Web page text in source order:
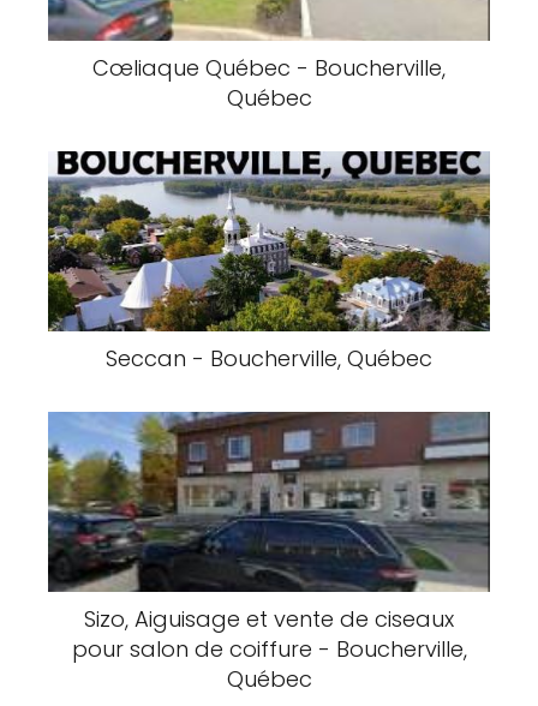
Cœliaque Québec - Boucherville,
Québec
Seccan - Boucherville, Québec
Sizo, Aiguisage et vente de ciseaux
pour salon de coiffure - Boucherville,
Québec